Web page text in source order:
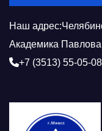
Наш
Академика
+7 (3513) 55-05-08